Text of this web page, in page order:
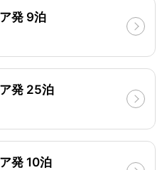
発 9泊
発 25泊
発 10泊